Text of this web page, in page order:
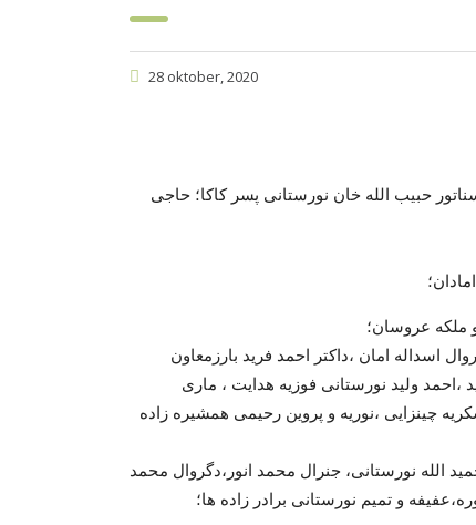
28 oktober, 2020
حبیب الله خان نورستانی پسر کاکا؛ حاجی
ملکه عروسان؛
اسداله امان ،داکتر احمد فرید بارزمعاون
،احمد ولید نورستانی فوزیه هدایت ، ماری
چینزایی ،نوریه و پروین رحیمی همشیره زاده
الله نورستانی، جنرال محمد انور،دگروال محمد
و تمیم نورستانی برادر زاده ها؛